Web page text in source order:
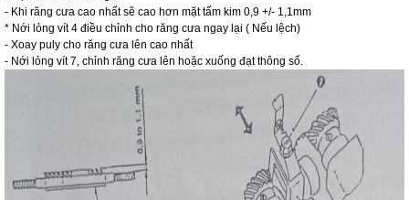
- Khi răng cưa cao nhất sẽ cao hơn mặt tấm kim 0,9 +/- 1,1mm
* Nới lỏng vít 4 điều chỉnh cho răng cưa ngay lại ( Nếu lệch)
- Xoay puly cho răng cưa lên cao nhất
- Nới lỏng vít 7, chỉnh răng cưa lên hoặc xuống đạt thông số.